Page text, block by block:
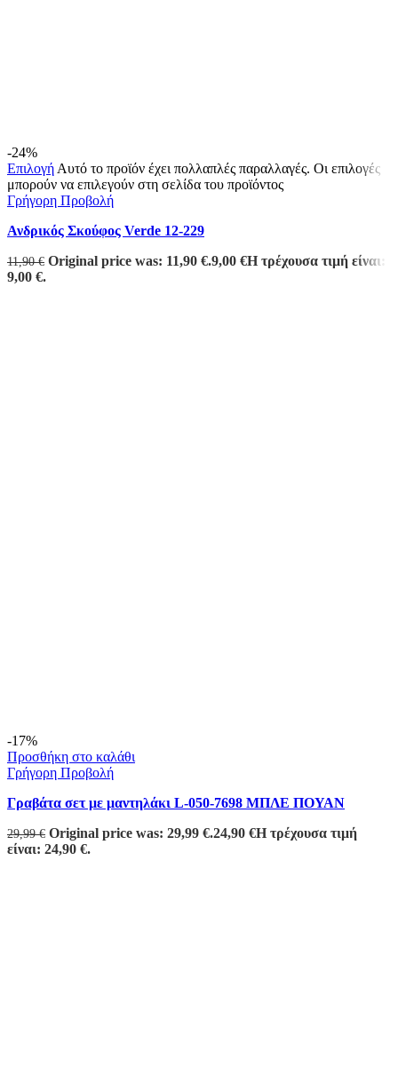
-24%
ΕπιλογήΑυτό το προϊόν έχει πολλαπλές παραλλαγές. Οι επιλογές
μπορούν να επιλεγούν στη σελίδα του προϊόντος
Γρήγορη Προβολή
Ανδρικός Σκούφος Verde 12-229
11,90€ Original price was: 11,90 €.9,00 €Η τρέχουσα τιμή είναι:
9,00 €.
-17%
Προσθήκη στο καλάθι
Γρήγορη Προβολή
Γραβάτα σετ με μαντηλάκι L-050-7698 ΜΠΛΕ ΠΟΥΑΝ
29,99€ Original price was: 29,99 €.24,90 €Η τρέχουσα τιμή
είναι: 24,90 €.